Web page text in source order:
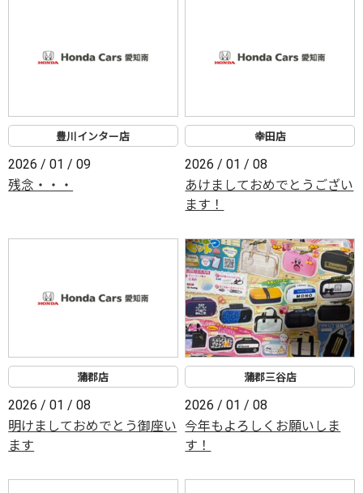
豊川インター店
2026 / 01 / 09
残念・・・
幸田店
2026 / 01 / 08
あけましておめでとうござい
ます！
蒲郡店
2026 / 01 / 08
明けましておめでとう御座い
ます
蒲郡三谷店
2026 / 01 / 08
今年もよろしくお願いしま
す！